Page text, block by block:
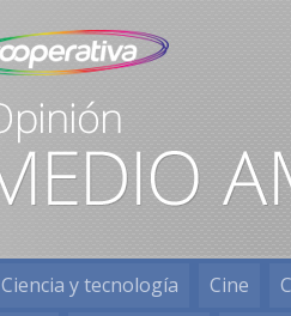
Ciencia y tecnología Cine